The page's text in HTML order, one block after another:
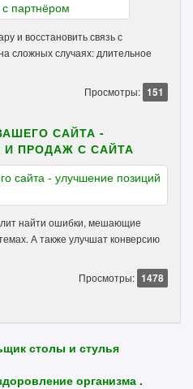
и восстановить связь с
сложных случаях: длительное
Просмотры: 151
САЙТА -
ПРОДАЖ С САЙТА
найти ошибки, мешающие
А также улучшат конверсию
Просмотры: 1478
столы и стулья
организма .